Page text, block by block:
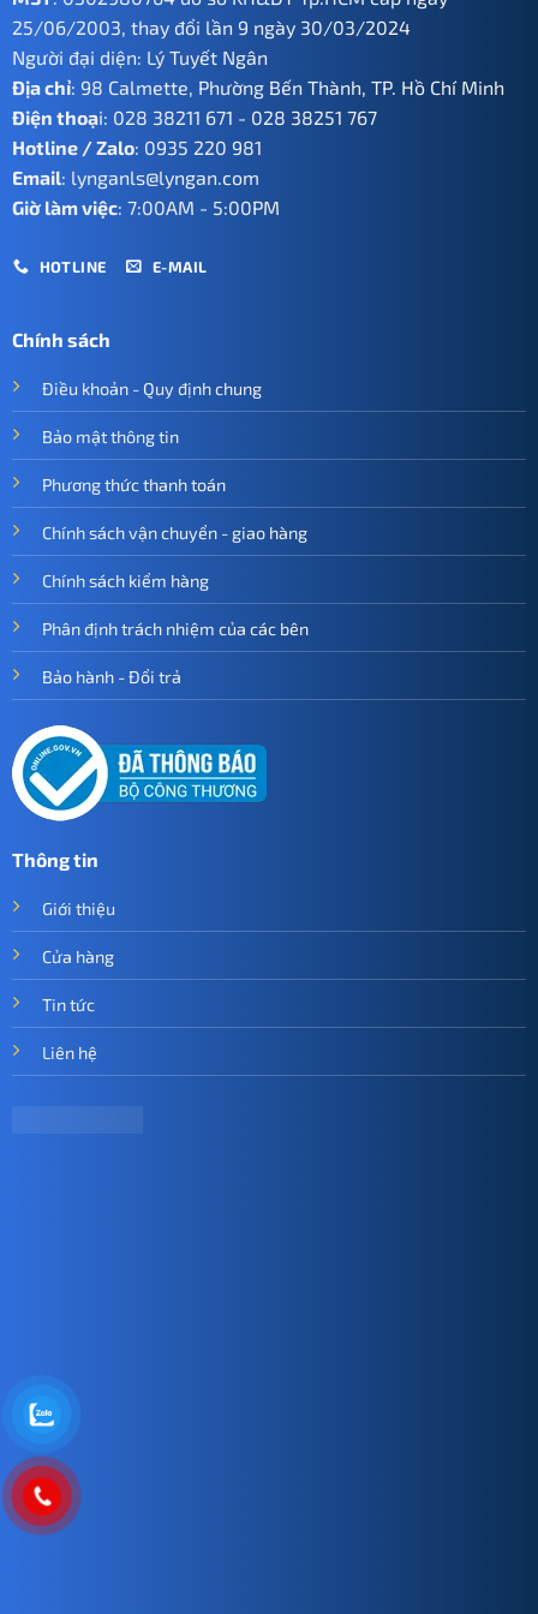
25/06/2003, thay đổi lần 9 ngày 30/03/2024
Người đại diện: Lý Tuyết Ngân
Địa chỉ: 98 Calmette, Phường Bến Thành, TP. Hồ Chí Minh
Điện thoại: 028 38211 671 - 028 38251 767
Hotline / Zalo: 0935 220 981
Email: lynganls@lyngan.com
Giờ làm việc: 7:00AM - 5:00PM
HOTLINE E-MAIL
Chính sách
Điều khoản - Quy định chung
Bảo mật thông tin
Phương thức thanh toán
Chính sách vận chuyển - giao hàng
Chính sách kiểm hàng
Phân định trách nhiệm của các bên
Bảo hành - Đổi trả
Thông tin
Giới thiệu
Cửa hàng
Tin tức
Liên hệ